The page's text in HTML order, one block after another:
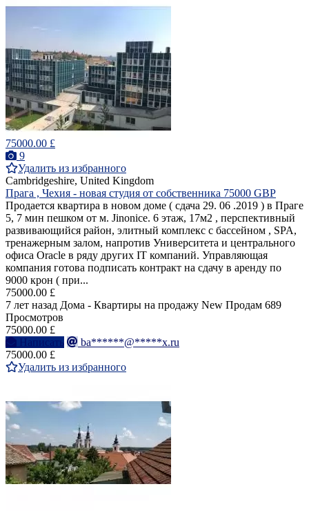
75000.00 £
9
Удалить из избранного
Cambridgeshire, United Kingdom
Прага , Чехия - новая студия от собственника 75000 GBP
Продается квартира в новом доме ( сдача 29. 06 .2019 ) в Праге
5, 7 мин пешком от м. Jinonice. 6 этаж, 17м2 , перспективный
развивающийся район, элитный комплекс с бассейном , SPA,
тренажерным залом, напротив Университета и центрального
офиса Oracle в ряду других IT компаний. Управляющая
компания готова подписать контракт на сдачу в аренду по
9000 крон ( при...
75000.00 £
7 лет назад Дома - Квартиры на продажу New Продам 689
Просмотров
75000.00 £
Написать
ba******@*****x.ru
75000.00 £
Удалить из избранного